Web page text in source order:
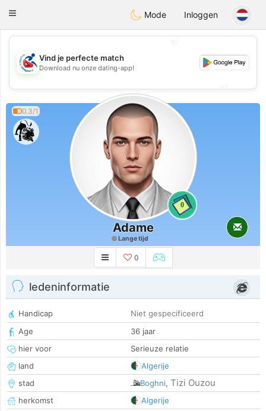
Handi Space
Toggle
Mode Inloggen
💖
💕
Vind je perfecte match
Download nu onze dating-app!
0.3/1
0
Adame
Lange tijd
0
ledeninformatie
Handicap
Niet gespecificeerd
Age
36 jaar
hier voor
Serieuze relatie
land
Algerije
stad
Boghni, Tizi Ouzou
herkomst
Algerije